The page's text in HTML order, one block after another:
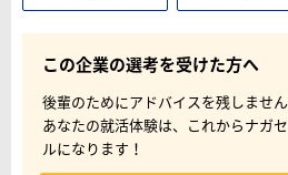
この企業の選考を受けた方へ
後輩のためにアドバイスを残しませ
あなたの就活体験は、これからナガ
ルになります！